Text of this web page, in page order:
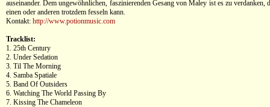
auseinander. Dem ungewöhnlichen, faszinierenden Gesang von Maley ist es zu verdanken,
einen oder anderen trotzdem fesseln kann.
Kontakt: http://www.potionmusic.com
Tracklist:
1. 25th Century
2. Under Sedation
3. Til The Morning
4. Samba Spatiale
5. Band Of Outsiders
6. Watching The World Passing By
7. Kissing The Chameleon